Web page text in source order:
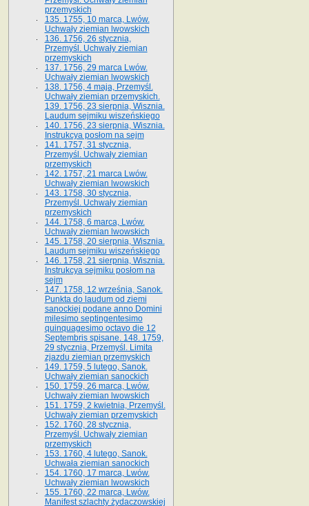
przemyskich
135. 1755, 10 marca, Lwów.
Uchwały ziemian lwowskich
136. 1756, 26 stycznia,
Przemyśl. Uchwały ziemian
przemyskich
137. 1756, 29 marca Lwów.
Uchwały ziemian lwowskich
138. 1756, 4 maja, Przemyśl.
Uchwały ziemian przemyskich.
139. 1756, 23 sierpnia, Wisznia.
Laudum sejmiku wiszeńskiego
140. 1756, 23 sierpnia, Wisznia.
Instrukcya posłom na sejm
141. 1757, 31 stycznia,
Przemyśl. Uchwały ziemian
przemyskich
142. 1757, 21 marca Lwów.
Uchwały ziemian lwowskich
143. 1758, 30 stycznia,
Przemyśl. Uchwały ziemian
przemyskich
144. 1758, 6 marca, Lwów.
Uchwały ziemian lwowskich
145. 1758, 20 sierpnia, Wisznia.
Laudum sejmiku wiszeńskiego
146. 1758, 21 sierpnia, Wisznia.
Instrukcya sejmiku posłom na
sejm
147. 1758, 12 września, Sanok.
Punkta do laudum od ziemi
sanockiej podane anno Domini
milesimo septingentesimo
quinquagesimo octavo die 12
Septembris spisane. 148. 1759,
29 stycznia, Przemyśl. Limita
zjazdu ziemian przemyskich
149. 1759, 5 lutego, Sanok.
Uchwały ziemian sanockich
150. 1759, 26 marca, Lwów.
Uchwały ziemian lwowskich
151. 1759, 2 kwietnia, Przemyśl.
Uchwały ziemian przemyskich
152. 1760, 28 stycznia,
Przemyśl. Uchwały ziemian
przemyskich
153. 1760, 4 lutego, Sanok.
Uchwała ziemian sanockich
154. 1760, 17 marca, Lwów.
Uchwały ziemian lwowskich
155. 1760, 22 marca, Lwów.
Manifest szlachty żydaczowskiej